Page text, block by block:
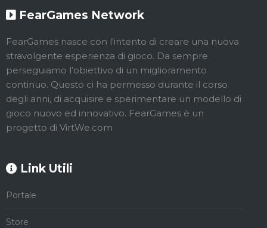
FearGames Network
FearGames nasce con l'intento di creare una nuova
stravolgente esperienza di gioco. Da sempre
perseguiamo l’obiettivo di un miglioramento
continuo. Questo ci ha permesso durante il corso
degli anni, di acquisire e sperimentare un modello di
gioco nuovo ed innovativo. FearGames è un
progetto di VirtWe.com
Link Utili
Portale
Store